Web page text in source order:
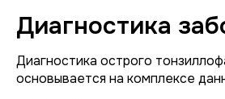
Диагностика
Диагностика острого
основывается на комплексе